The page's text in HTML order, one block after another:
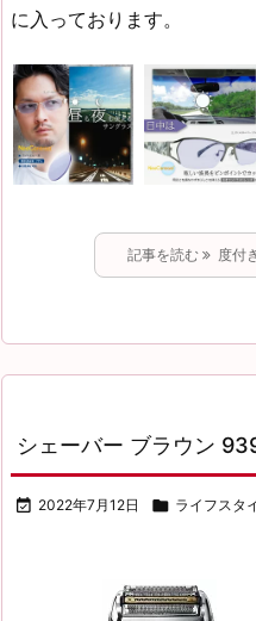
に入っております。
記事を読む 度付
シェーバー ブラウン
 2022年7月12日  ライフスタ